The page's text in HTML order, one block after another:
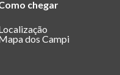
chegar
dos Campi